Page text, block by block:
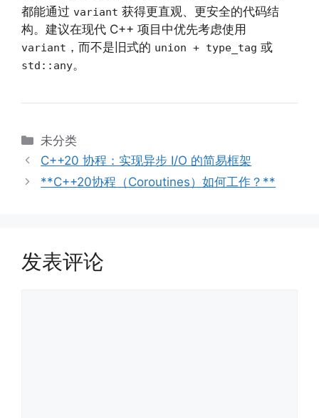
都能通过 variant 获得更直观、更安全的代码结
构。建议在现代 C++ 项目中优先考虑使用
variant ，而不是旧式的 union + type_tag 或
std::any。
分
类
未分类
C++20 协程：实现异步 I/O 的简易框架
**C++20协程（Coroutines）如何工作？**
发表评论